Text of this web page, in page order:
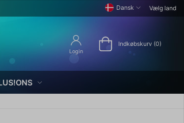
Dansk Vælg land
Login
Indkøbskurv (0)